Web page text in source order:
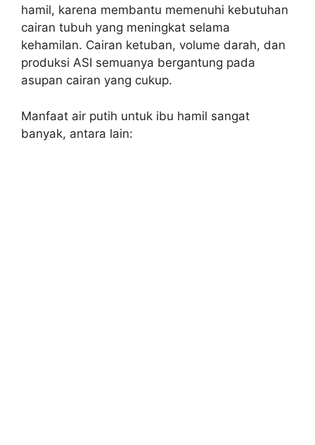
hamil, karena membantu memenuhi kebutuhan
cairan tubuh yang meningkat selama
kehamilan. Cairan ketuban, volume darah, dan
produksi ASI semuanya bergantung pada
asupan cairan yang cukup.
Manfaat air putih untuk ibu hamil sangat
banyak, antara lain: